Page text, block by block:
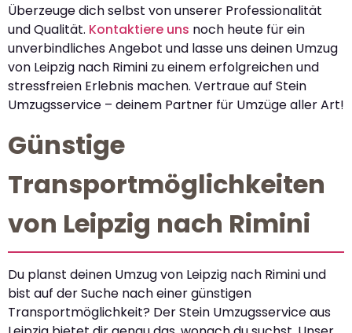
Überzeuge dich selbst von unserer Professionalität
und Qualität. Kontaktiere uns noch heute für ein
unverbindliches Angebot und lasse uns deinen Umzug
von Leipzig nach Rimini zu einem erfolgreichen und
stressfreien Erlebnis machen. Vertraue auf Stein
Umzugsservice – deinem Partner für Umzüge aller Art!
Günstige
Transportmöglichkeiten
von Leipzig nach Rimini
Du planst deinen Umzug von Leipzig nach Rimini und
bist auf der Suche nach einer günstigen
Transportmöglichkeit? Der Stein Umzugsservice aus